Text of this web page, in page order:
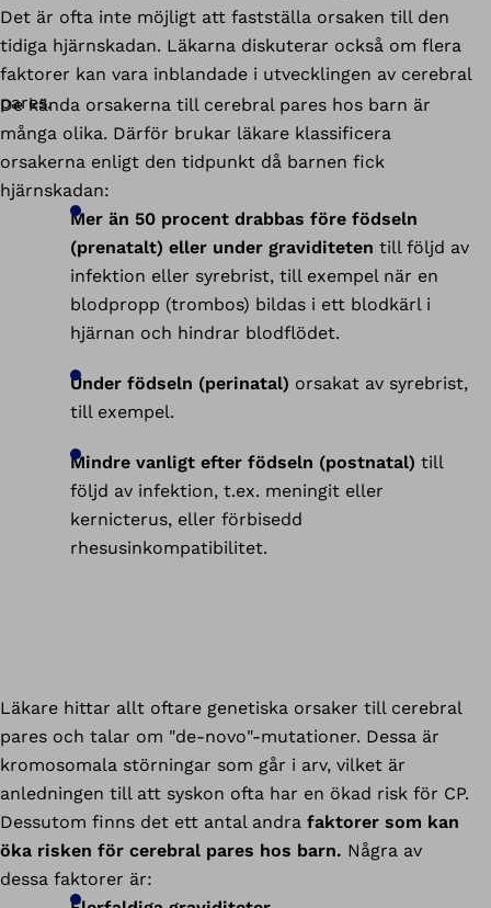
Det är ofta inte möjligt att fastställa orsaken till den
tidiga hjärnskadan. Läkarna diskuterar också om flera
faktorer kan vara inblandade i utvecklingen av cerebral
pares.
De kända orsakerna till cerebral pares hos barn är
många olika. Därför brukar läkare klassificera
orsakerna enligt den tidpunkt då barnen fick
hjärnskadan:
Mer än 50 procent drabbas före födseln
(prenatalt) eller under graviditeten till följd av
infektion eller syrebrist, till exempel när en
blodpropp (trombos) bildas i ett blodkärl i
hjärnan och hindrar blodflödet.
Under födseln (perinatal) orsakat av syrebrist,
till exempel.
Mindre vanligt efter födseln (postnatal) till
följd av infektion, t.ex. meningit eller
kernicterus, eller förbisedd
rhesusinkompatibilitet.
Läkare hittar allt oftare genetiska orsaker till cerebral
pares och talar om "de-novo"-mutationer. Dessa är
kromosomala störningar som går i arv, vilket är
anledningen till att syskon ofta har en ökad risk för CP.
Dessutom finns det ett antal andra faktorer som kan
öka risken för cerebral pares hos barn. Några av
dessa faktorer är: